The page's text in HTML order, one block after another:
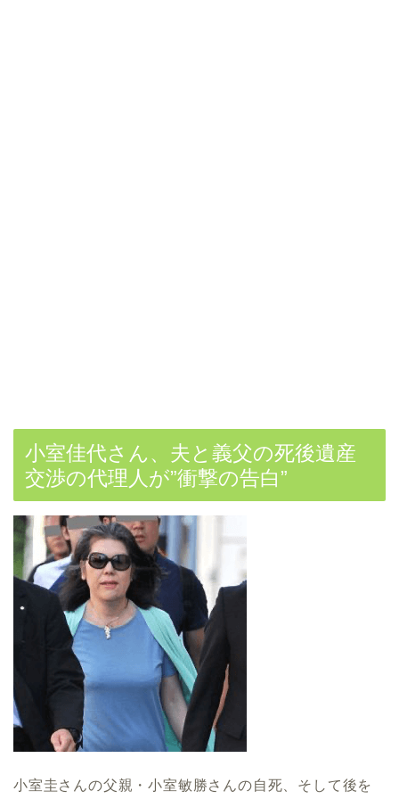
小室佳代さん、夫と義父の死後遺産
交渉の代理人が”衝撃の告白”
小室圭さんの父親・小室敏勝さんの自死、そして後を